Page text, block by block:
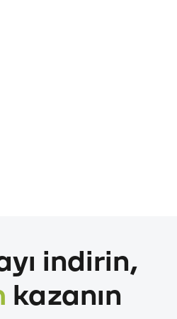
indirin,
kazanın